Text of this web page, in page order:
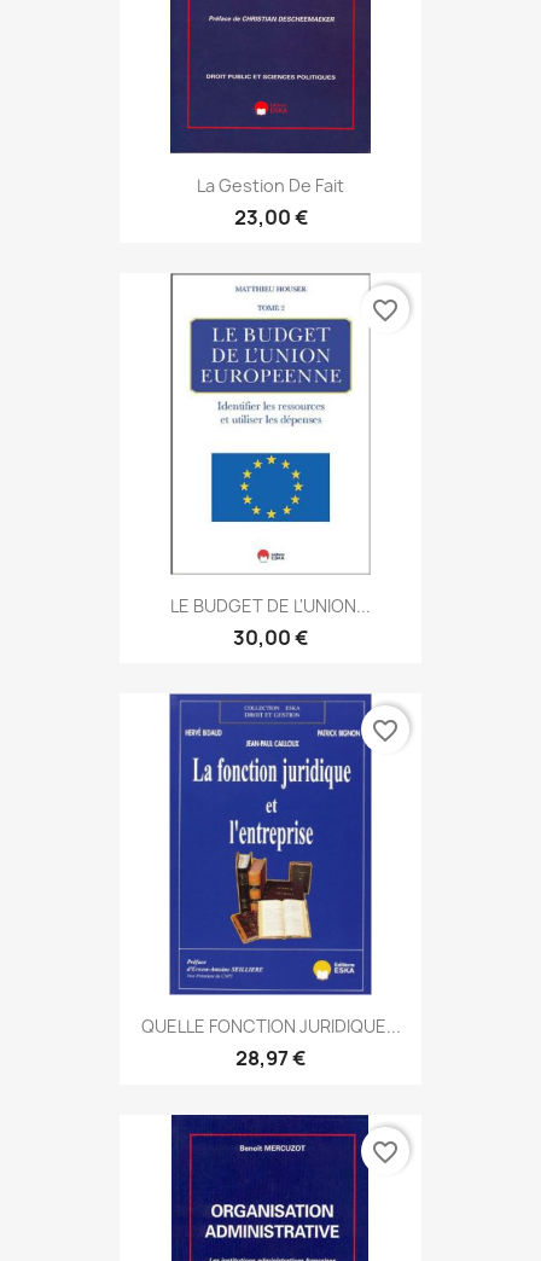
La Gestion De Fait
23,00 €
LE BUDGET DE L'UNION...
30,00 €
favorite_border
QUELLE FONCTION JURIDIQUE...
28,97 €
favorite_border
favorite_border